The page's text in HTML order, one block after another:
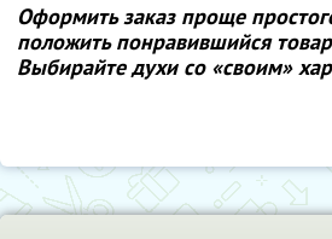
Оформить заказ проще
положить понравившийся
Выбирайте духи со «своим»